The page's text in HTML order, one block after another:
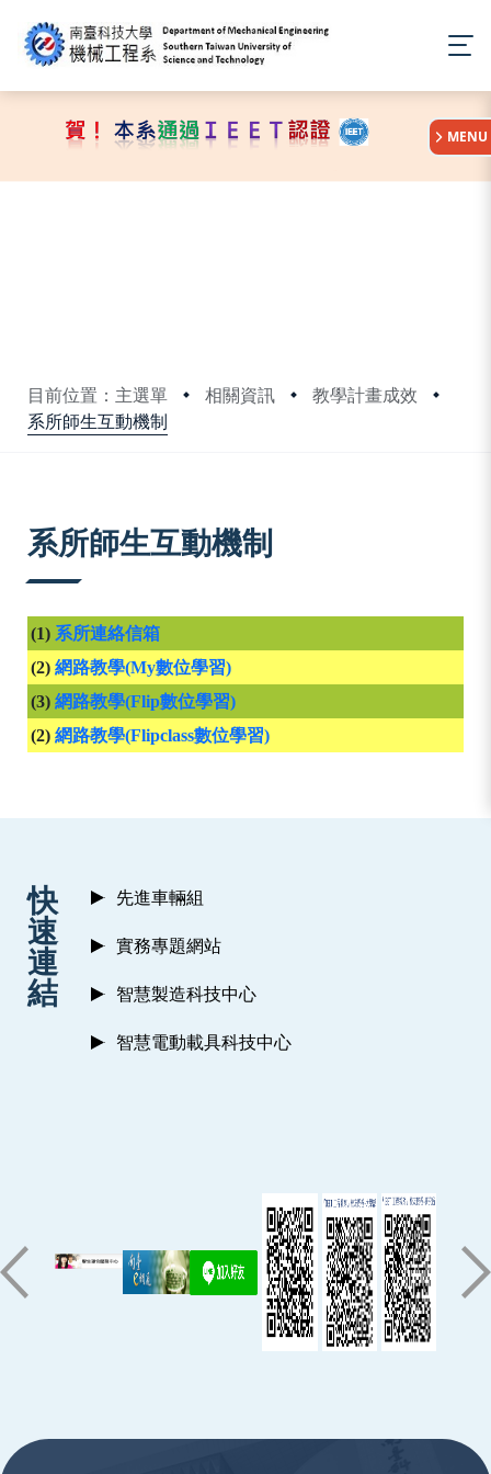
目前位置：主選單 相關資訊
教學計畫成效
系所師生互動機制
:::
MENU
系所師生互動機制
(1) 系所連絡信箱
(2) 網路教學(My數位學習)
(3) 網路教學(Flip數位學習)
(2) 網路教學(Flipclass數位學習)
快
速
連
結
先進車輛組
實務專題網站
智慧製造科技中心
智慧電動載具科技中心